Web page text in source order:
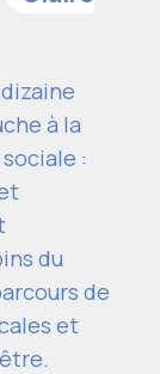
à la
:
du
de
et